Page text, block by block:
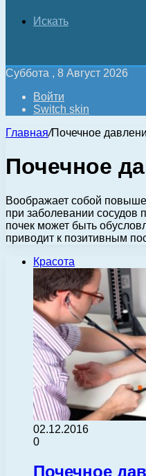
Искать
Суббота , 8 Август 2026
Войти
Switch skin
Главная/Почечное
Почечное
Воображает собой
при заболевании сосудов
почек может быть
приводит к позитивным
Красота
02.12.2016
0
Почечное